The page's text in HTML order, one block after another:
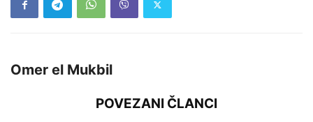
Omer el Mukbil
POVEZANI ČLANCI